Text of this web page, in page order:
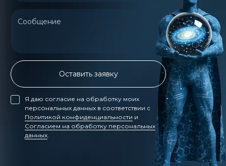
Сообщение
Оставить заявку
Я даю согласие на обработку моих
персональных данных в соответствии с
Политикой конфиденциальности и
Согласием на обработку персональных
данных.